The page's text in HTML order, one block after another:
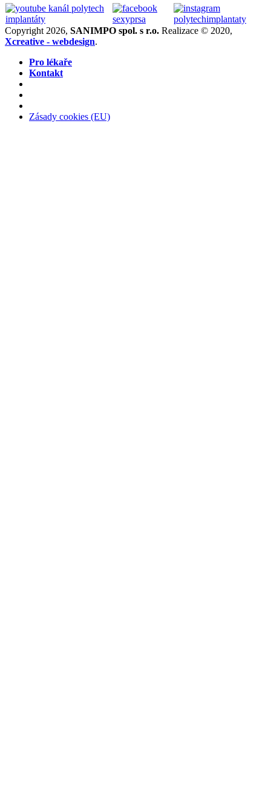
Copyright 2026, SANIMPO spol. s r.o. Realizace © 2020,
Xcreative - webdesign.
Pro lékaře
Kontakt
Zásady cookies (EU)